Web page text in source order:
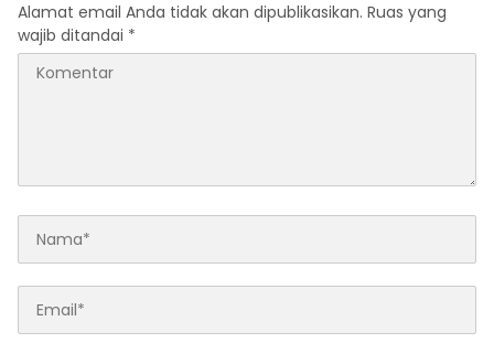
Alamat email Anda tidak akan dipublikasikan. Ruas yang
wajib ditandai *